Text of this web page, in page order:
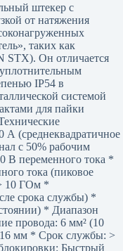
штекер с
от натяжения
таких как
STX). Он отличается
IP54 в
системой
для пайки
А (среднеквадратичное
с 50% рабочим
В переменного тока *
тока (пиковое
10 ГОм *
срока службы) *
* Диапазон
провода: 6 мм² (10
мм * Срок службы: >
Быстрый